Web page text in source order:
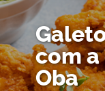
com
Oba